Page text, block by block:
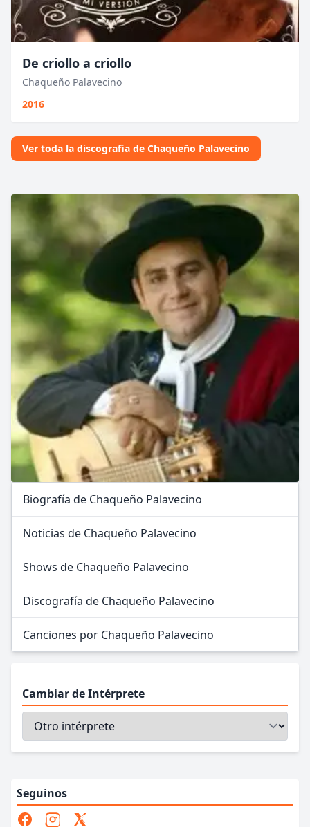
De criollo a criollo
Chaqueño Palavecino
2016
Ver toda la discografia de Chaqueño Palavecino
Biografía de Chaqueño Palavecino
Noticias de Chaqueño Palavecino
Shows de Chaqueño Palavecino
Discografía de Chaqueño Palavecino
Canciones por Chaqueño Palavecino
Cambiar de Intérprete
Seguinos